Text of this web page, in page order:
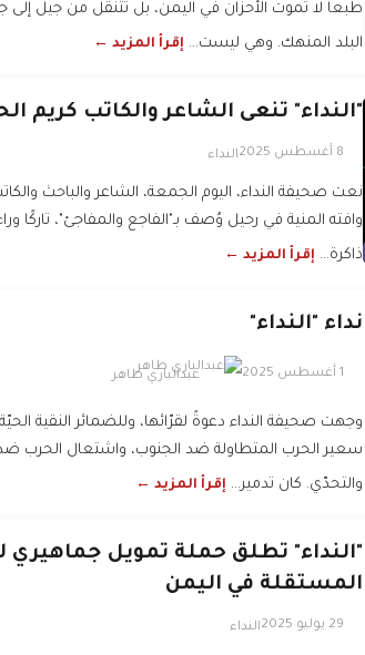
طبعا لا تموت الأحزان في اليمن، بل تتنقل من جيل إلى
البلد المنهك. وهي ليست... إقرأ المزيد ←
"النداء" تنعى الشاعر والكاتب كريم
8 أغسطس 2025 النداء
نعت صحيفة النداء، اليوم الجمعة، الشاعر والباحث
وافته المنية في رحيل وُصف بـ"الفاجع والمفاجئ"، تاركًا
ذاكرة... إقرأ المزيد ←
نداء "النداء"
1 أغسطس 2025 عبدالباري طاهر
سعير الحرب المتطاولة ضد الجنوب، واشتعال الحرب
والتحدّي. كان تدمير... إقرأ المزيد ←
"النداء" تطلق حملة تمويل جماهيري
المستقلة في اليمن
29 يوليو 2025 النداء